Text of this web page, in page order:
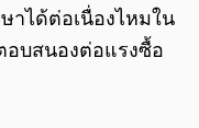
าได้ต่อเนื่องไหมใน
อบสนองต่อแรงซื้อ